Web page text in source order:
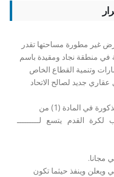
وتنمية القطاع الخاص
جديد لصالح الاتحاد
لكرة القدم يتسع لـــــــــ